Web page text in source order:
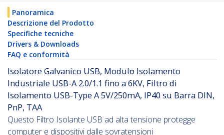
Panoramica
Descrizione del Prodotto
Specifiche tecniche
Drivers & Downloads
FAQ e conformità
Isolatore Galvanico USB, Modulo Isolamento
Industriale USB-A 2.0/1.1 fino a 6KV, Filtro di
Isolamento USB-Type A 5V/250mA, IP40 su Barra DIN,
PnP, TAA
Questo Filtro Isolante USB ad alta tensione protegge
computer e dispositivi dalle sovratensioni